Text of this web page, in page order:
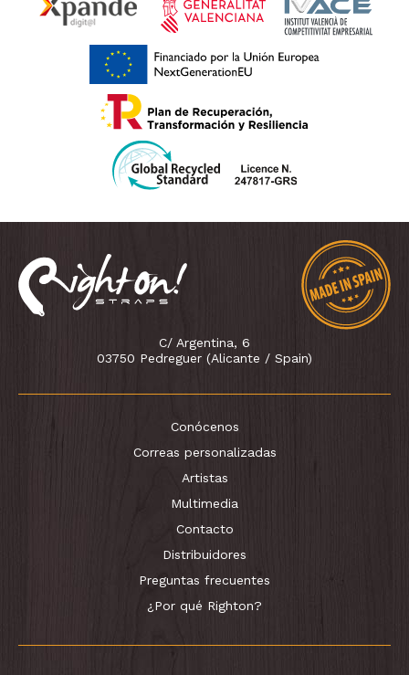
C/ Argentina, 6
03750 Pedreguer (Alicante / Spain)
Conócenos
Correas personalizadas
Artistas
Multimedia
Contacto
Distribuidores
Preguntas frecuentes
¿Por qué Righton?